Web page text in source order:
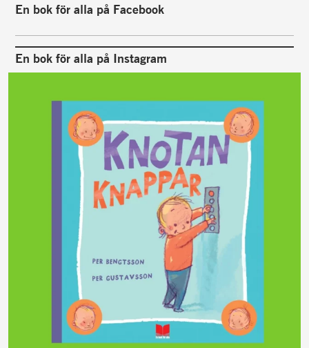
En bok för alla på Facebook
En bok för alla på Instagram